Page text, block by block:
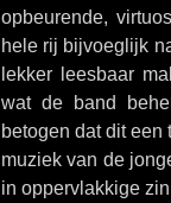
opbeurende,
hele rij bijvoeglijk
lekker leesbaar
wat de band
betogen dat dit een
muziek van de
in oppervlakkige